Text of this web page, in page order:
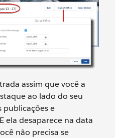
assim que você a
ao lado do seu
publicações e
ela desaparece na data
não precisa se